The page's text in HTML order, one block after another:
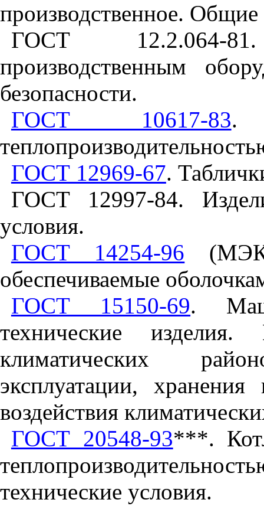
производственное. Общие
ГОСТ 12.2.064-
производственным
безопасности.
ГОСТ 10617-83.
ГОСТ 12969-67.
ГОСТ 12997-84.
условия.
ГОСТ 14254-96
обеспечиваемые
ГОСТ 15150-69.
технические
климатических
эксплуатации,
воздействия
ГОСТ 20548-93***.
технические условия.